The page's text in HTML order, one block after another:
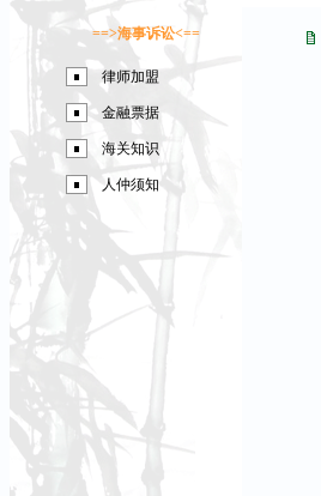
==>海事诉讼<==
律师加盟
金融票据
海关知识
人仲须知